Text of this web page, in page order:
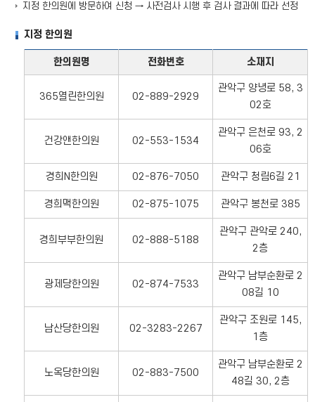
지정 한의원에 방문하여 신청 → 사전검사 시행 후 검사 결과에 따라 선정
지정 한의원
한의원명 전화번호 소재지
365열린한의원 02-889-2929
관악구 양녕로 58, 3
02호
건강앤한의원 02-553-1534
관악구 은천로 93, 2
06호
경희N한의원 02-876-7050 관악구 청림6길 21
경희맥한의원 02-875-1075 관악구 봉천로 385
경희부부한의원 02-888-5188
관악구 관악로 240,
2층
광제당한의원 02-874-7533
관악구 남부순환로 2
08길 10
남산당한의원 02-3283-2267
관악구 조원로 145,
1층
노옥당한의원 02-883-7500
관악구 남부순환로 2
48길 30, 2층